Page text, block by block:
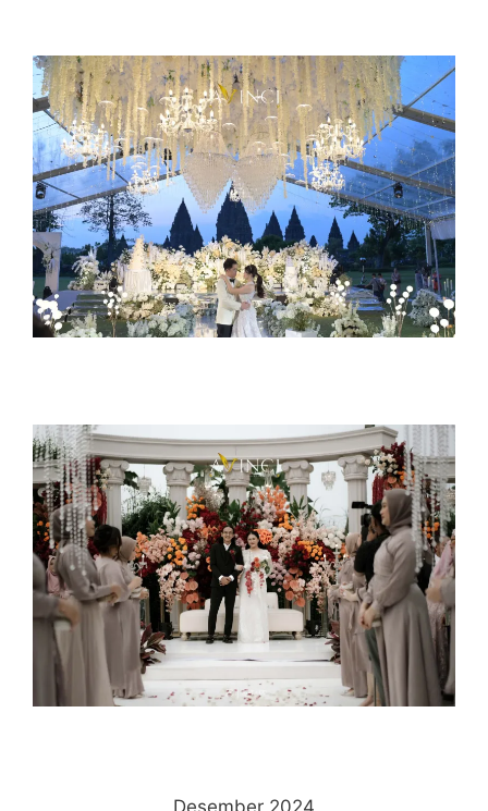
Desember 2024